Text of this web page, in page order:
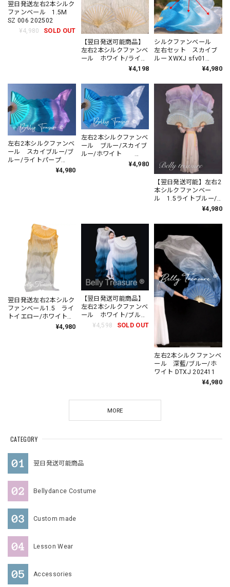
CATEGORY
翌日発送可能商品
Bellydance Costume
Custom made
Lesson Wear
Accessories
翌日発送左右2本シルク
ファンベール 1.5M
SZ 006 202502
¥4,980
SOLD OUT
【翌日発送可能商品】
左右2本シルクファンベ
ール ホワイト/ライト
グレー DTXJ 202411
¥4,198
シルクファンベール
左右セット スカイブ
ルー XWXJ sfv01
¥4,980
左右2本シルクファンベ
ール スカイブルー/ブ
ルー/ライトパープ
ル DTXJ 202504
¥4,980
左右2本シルクファンベ
ール ブルー/スカイブ
ルー/ホワイト
¥4,980
【翌日発送可能】左右2
本シルクファンベー
ル 1.5ライトブルー/
ライトパープル/ライト
¥4,980
翌日発送左右2本シルク
ファンベール1.5 ライ
トイエロー/ホワイト
¥4,980
【翌日発送可能商品】
左右2本シルクファンベ
ール ホワイト/ブル
ー/深藍 DTXJ 202411
¥4,598 SOLD OUT
左右2本シルクファンベ
ール 深藍/ブルー/ホ
ワイト DTXJ 202411
¥4,980
MORE